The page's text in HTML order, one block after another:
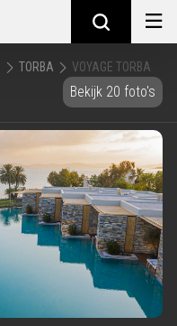
TORBA VOYAGE TORBA
Bekijk 20 foto's